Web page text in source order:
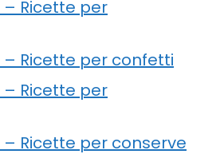
Ricette per
– Ricette per confetti
Ricette per
Ricette per conserve